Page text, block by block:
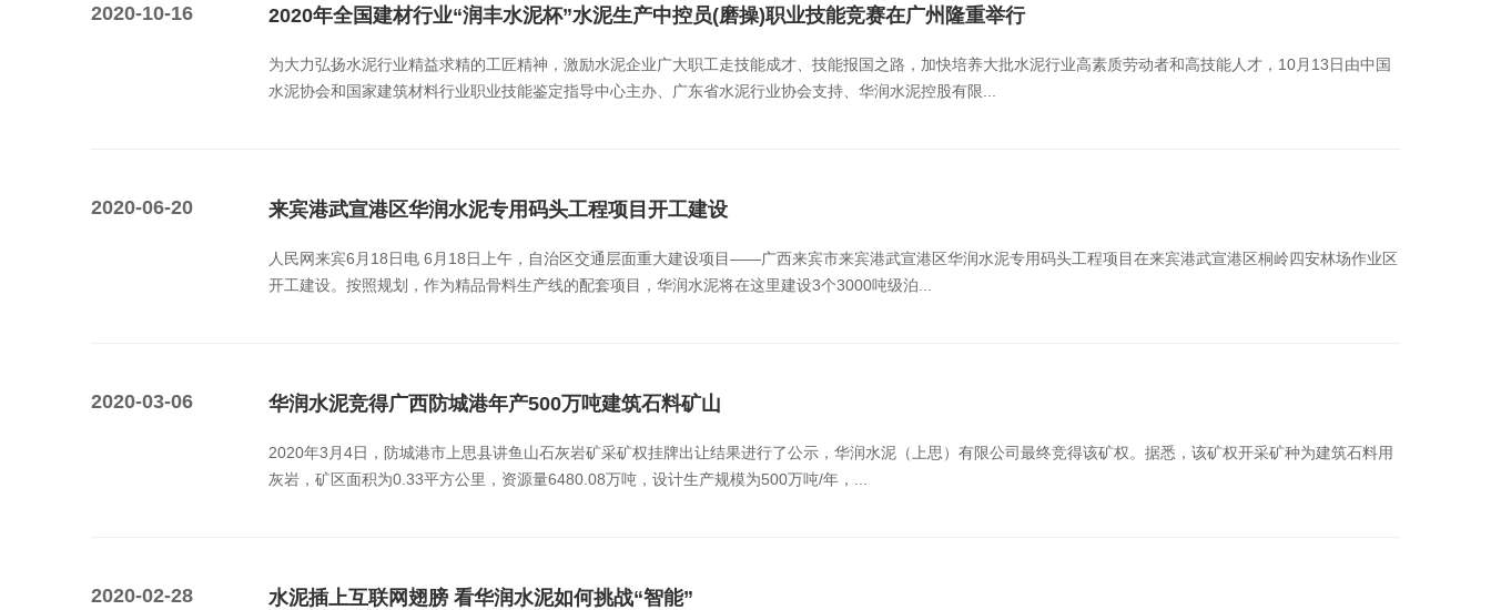
2020-10-16 2020年全国建材行业“润丰水泥杯”水泥生产中控员(磨操)职业技能竞赛在广州隆重举行
为大力弘扬水泥行业精益求精的工匠精神，激励水泥企业广大职工走技能成才、技能报国之路，加快培养大批水泥行业高素质劳动者和高技能人才，10月13日由中国
水泥协会和国家建筑材料行业职业技能鉴定指导中心主办、广东省水泥行业协会支持、华润水泥控股有限...
2020-06-20 来宾港武宣港区华润水泥专用码头工程项目开工建设
人民网来宾6月18日电 6月18日上午，自治区交通层面重大建设项目——广西来宾市来宾港武宣港区华润水泥专用码头工程项目在来宾港武宣港区桐岭四安林场作业区
开工建设。按照规划，作为精品骨料生产线的配套项目，华润水泥将在这里建设3个3000吨级泊...
2020-03-06 华润水泥竞得广西防城港年产500万吨建筑石料矿山
2020年3月4日，防城港市上思县讲鱼山石灰岩矿采矿权挂牌出让结果进行了公示，华润水泥（上思）有限公司最终竞得该矿权。据悉，该矿权开采矿种为建筑石料用
灰岩，矿区面积为0.33平方公里，资源量6480.08万吨，设计生产规模为500万吨/年，...
2020-02-28 水泥插上互联网翅膀 看华润水泥如何挑战“智能”